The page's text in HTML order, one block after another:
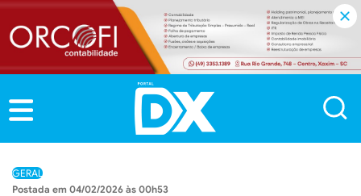
GERAL
04/02/2026 às 00h53